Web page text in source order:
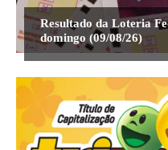
Resultado da Loteria
domingo (09/08/26)